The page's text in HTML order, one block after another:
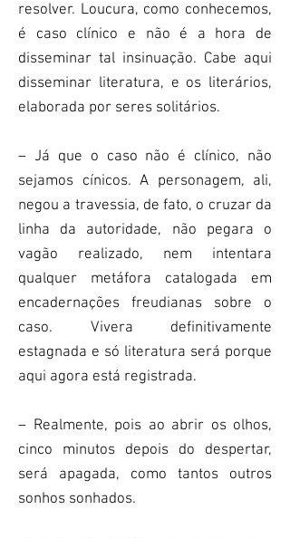
resolver. Loucura, como conhecemos,
é caso clínico e não é a hora de
disseminar tal insinuação. Cabe aqui
disseminar literatura, e os literários,
elaborada por seres solitários.
– Já que o caso não é clínico, não
sejamos cínicos. A personagem, ali,
negou a travessia, de fato, o cruzar da
linha da autoridade, não pegara o
vagão realizado, nem intentara
qualquer metáfora catalogada em
encadernações freudianas sobre o
caso. Vivera definitivamente
estagnada e só literatura será porque
aqui agora está registrada.
– Realmente, pois ao abrir os olhos,
cinco minutos depois do despertar,
será apagada, como tantos outros
sonhos sonhados.